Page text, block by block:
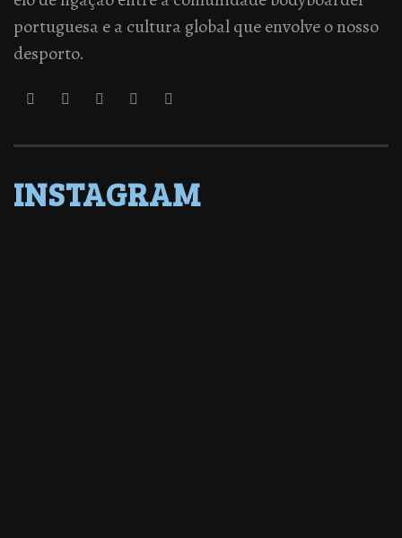
portuguesa e a cultura global que envolve o nosso
desporto.
INSTAGRAM